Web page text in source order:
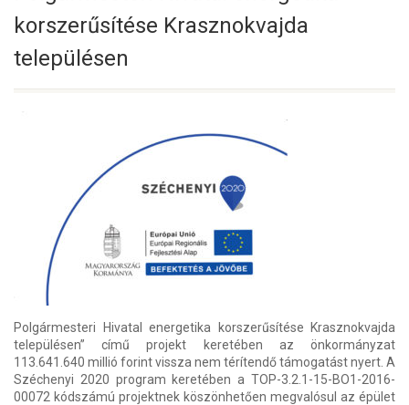
korszerűsítése Krasznokvajda
településen
Polgármesteri Hivatal energetika korszerűsítése Krasznokvajda
településen” című projekt keretében az önkormányzat
113.641.640 millió forint vissza nem térítendő támogatást nyert. A
Széchenyi 2020 program keretében a TOP-3.2.1-15-BO1-2016-
00072 kódszámú projektnek köszönhetően megvalósul az épület